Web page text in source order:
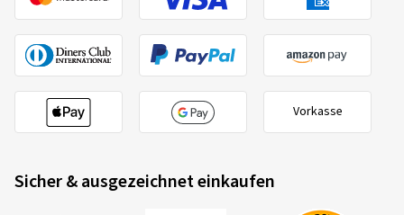
Vorkasse
Sicher & ausgezeichnet einkaufen